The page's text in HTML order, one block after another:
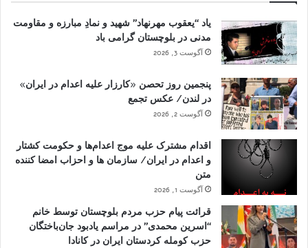
یاد “یعقوب مهرنهاد” شهید و نمادِ مبارزه و مقاومت
مدنی در بلوچستان گرامی باد
آگوست 3, 2026
پنجمین روز تحصن «کارزار علیه اعدام در ایران»
در لندن/ عکس تجمع
آگوست 2, 2026
اقدام مشترک علیه موج اعدام‌ها و حکومت کشتار
و اعدام در ایران/ سازمان ها و احزاب امضا کننده
متن
آگوست 1, 2026
قرائت پیام حزب مردم بلوچستان توسط خانم
“اسرین محمدی” در مراسم یادبود جان‌باختگان
حزب کومله کردستان ایران در کانادا